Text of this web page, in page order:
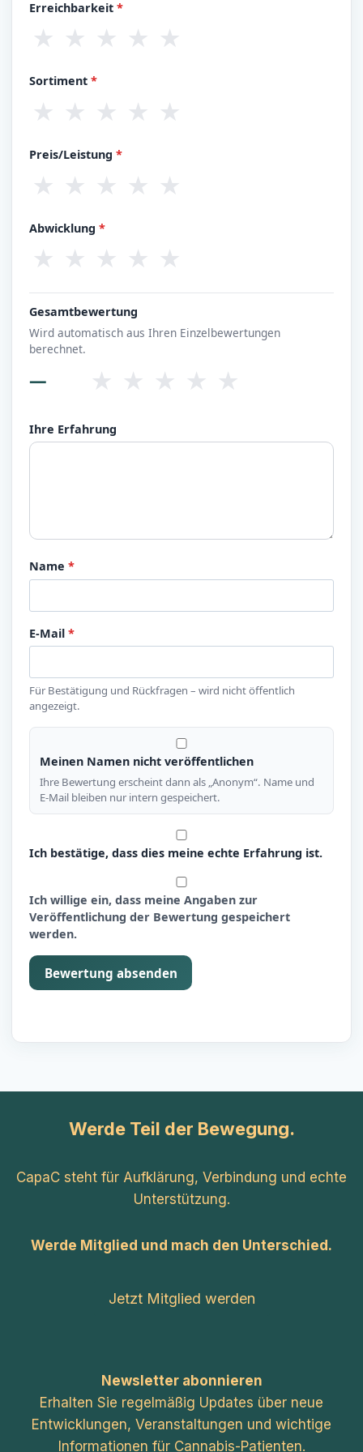
Erreichbarkeit*
★ ★ ★ ★ ★
Sortiment*
★ ★ ★ ★ ★
Preis/Leistung*
★ ★ ★ ★ ★
Abwicklung*
★ ★ ★ ★ ★
Gesamtbewertung
Wird automatisch aus Ihren Einzelbewertungen
berechnet.
— ★ ★ ★ ★ ★
Ihre Erfahrung
Name*
E-Mail*
Für Bestätigung und Rückfragen – wird nicht öffentlich
angezeigt.
Meinen Namen nicht veröffentlichen
Ihre Bewertung erscheint dann als „Anonym“. Name und
E-Mail bleiben nur intern gespeichert.
Ich bestätige, dass dies meine echte Erfahrung ist.
Ich willige ein, dass meine Angaben zur
Veröffentlichung der Bewertung gespeichert
werden.
Bewertung absenden
Werde Teil der Bewegung.
CapaC steht für Aufklärung, Verbindung und echte
Unterstützung.
Werde Mitglied und mach den Unterschied.
Jetzt Mitglied werden
Newsletter abonnieren
Erhalten Sie regelmäßig Updates über neue
Entwicklungen, Veranstaltungen und wichtige
Informationen für Cannabis-Patienten.